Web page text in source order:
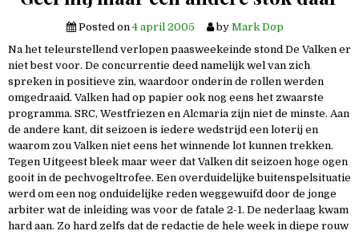
Posted on 4 april 2005 by Mark Dop
Na het teleurstellend verlopen paasweekeinde stond De Valken er
niet best voor. De concurrentie deed namelijk wel van zich
spreken in positieve zin, waardoor onderin de rollen werden
omgedraaid. Valken had op papier ook nog eens het zwaarste
programma. SRC, Westfriezen en Alcmaria zijn niet de minste. Aan
de andere kant, dit seizoen is iedere wedstrijd een loterij en
waarom zou Valken niet eens het winnende lot kunnen trekken.
Tegen Uitgeest bleek maar weer dat Valken dit seizoen hoge ogen
gooit in de pechvogeltrofee. Een overduidelijke buitenspelsituatie
werd om een nog onduidelijke reden weggewuifd door de jonge
arbiter wat de inleiding was voor de fatale 2-1. De nederlaag kwam
hard aan. Zo hard zelfs dat de redactie de hele week in diepe rouw